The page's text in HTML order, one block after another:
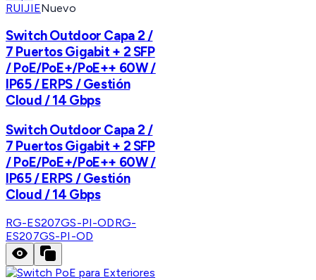
RUIJIENuevo
Switch Outdoor Capa 2 /
7 Puertos Gigabit + 2 SFP
/ PoE/PoE+/PoE++ 60W /
IP65 / ERPS / Gestión
Cloud / 14 Gbps
Switch Outdoor Capa 2 /
7 Puertos Gigabit + 2 SFP
/ PoE/PoE+/PoE++ 60W /
IP65 / ERPS / Gestión
Cloud / 14 Gbps
RG-ES207GS-PI-ODRG-
ES207GS-PI-OD